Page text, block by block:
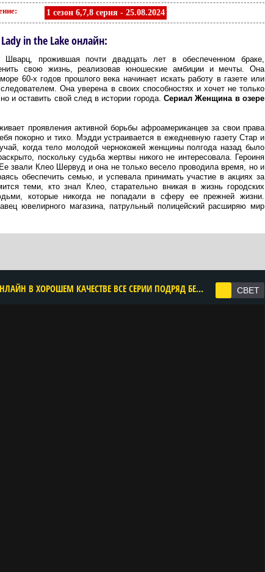
1 сезон 6,7,8 серия - 25.08.2024
in the Lake онлайн:
Шварц, прожившая почти двадцать лет в обеспеченном браке,
свою жизнь, реализовав юношеские амбиции и мечты. Она
60-х годов прошлого века начинает искать работу в газете или
Она уверена в своих способностях и хочет не только
и оставить свой след в истории города.Сериал Женщина в озере
проявления активной борьбы афроамериканцев за свои права
покорно и тихо. Мэдди устраивается в ежедневную газету Стар и
когда тело молодой чернокожей женщины полгода назад было
поскольку судьба жертвы никого не интересовала. Героиня
звали Клео Шервуд и она не только весело проводила время, но и
обеспечить семью, и успевала принимать участие в акциях за
теми, кто знал Клео, старательно вникая в жизнь городских
которые никогда не попадали в сферу ее прежней жизни.
ювелирного магазина, патрульный полицейский расширяю мир
CМОТРЕТЬ ЖЕНЩИНА В ОЗЕРЕ 1 СЕЗОН ОНЛАЙН В ХОРОШЕМ КАЧЕСТВЕ ВСЕ СЕРИИ ПОДРЯД БЕСПЛАТНО